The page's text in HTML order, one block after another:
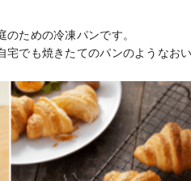
ための冷凍パンです。
でも焼きたてのパンのようなお